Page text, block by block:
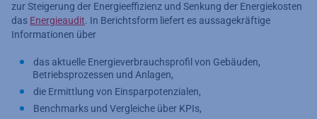
zur Steigerung der Energieeffizienz und Senkung der Energiekosten
das Energieaudit. In Berichtsform liefert es aussagekräftige
Informationen über
das aktuelle Energieverbrauchsprofil von Gebäuden,
Betriebsprozessen und Anlagen,
die Ermittlung von Einsparpotenzialen,
Benchmarks und Vergleiche über KPIs,